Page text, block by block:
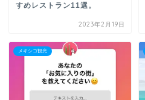
すめレストラン11選。
2023年2月19日
メキシコ観光